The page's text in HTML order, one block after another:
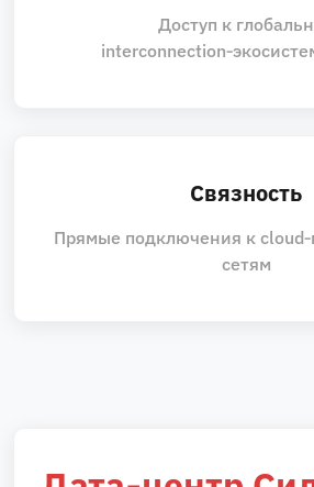
Доступ к
Связность
Прямые подключения к
сетям